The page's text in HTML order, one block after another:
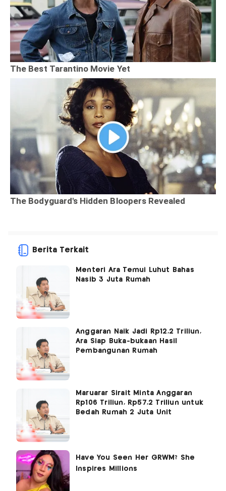
Berita Terkait
Menteri Ara Temui Luhut Bahas
Nasib 3 Juta Rumah
Anggaran Naik Jadi Rp12,2 Triliun,
Ara Siap Buka-bukaan Hasil
Pembangunan Rumah
Maruarar Sirait Minta Anggaran
Rp106 Triliun, Rp57,2 Triliun untuk
Bedah Rumah 2 Juta Unit